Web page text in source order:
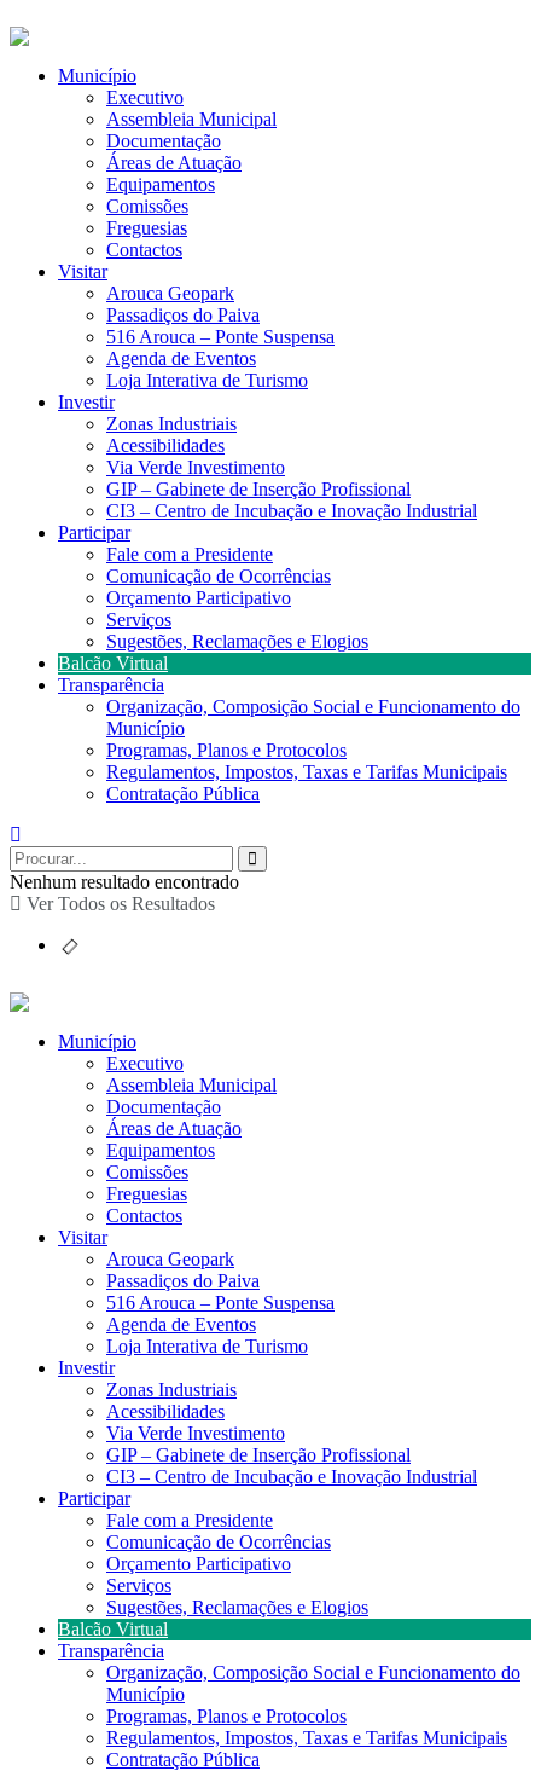
Município
Executivo
Assembleia Municipal
Documentação
Áreas de Atuação
Equipamentos
Comissões
Freguesias
Contactos
Visitar
Arouca Geopark
Passadiços do Paiva
516 Arouca – Ponte Suspensa
Agenda de Eventos
Loja Interativa de Turismo
Investir
Zonas Industriais
Acessibilidades
Via Verde Investimento
GIP – Gabinete de Inserção Profissional
CI3 – Centro de Incubação e Inovação Industrial
Participar
Fale com a Presidente
Comunicação de Ocorrências
Orçamento Participativo
Serviços
Sugestões, Reclamações e Elogios
Balcão Virtual
Transparência
Organização, Composição Social e Funcionamento do
Município
Programas, Planos e Protocolos
Regulamentos, Impostos, Taxas e Tarifas Municipais
Contratação Pública
Nenhum resultado encontrado
Ver Todos os Resultados
Município
Executivo
Assembleia Municipal
Documentação
Áreas de Atuação
Equipamentos
Comissões
Freguesias
Contactos
Visitar
Arouca Geopark
Passadiços do Paiva
516 Arouca – Ponte Suspensa
Agenda de Eventos
Loja Interativa de Turismo
Investir
Zonas Industriais
Acessibilidades
Via Verde Investimento
GIP – Gabinete de Inserção Profissional
CI3 – Centro de Incubação e Inovação Industrial
Participar
Fale com a Presidente
Comunicação de Ocorrências
Orçamento Participativo
Serviços
Sugestões, Reclamações e Elogios
Balcão Virtual
Transparência
Organização, Composição Social e Funcionamento do
Município
Programas, Planos e Protocolos
Regulamentos, Impostos, Taxas e Tarifas Municipais
Contratação Pública